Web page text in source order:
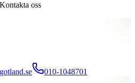
oss
010-1048701